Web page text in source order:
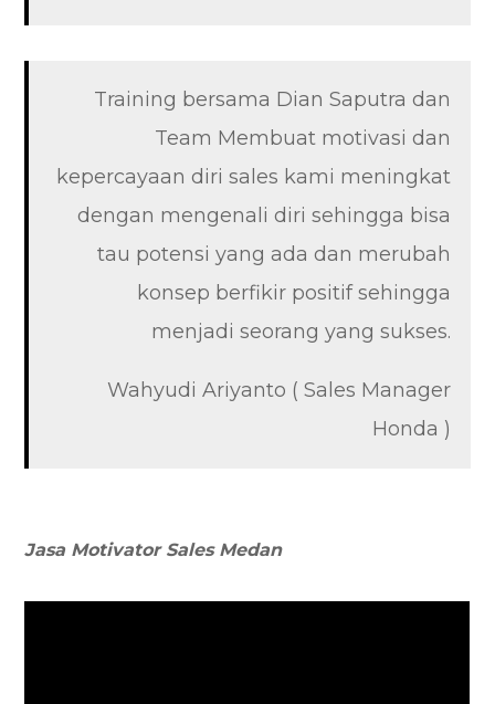
Training bersama Dian Saputra dan
Team Membuat motivasi dan
kepercayaan diri sales kami meningkat
dengan mengenali diri sehingga bisa
tau potensi yang ada dan merubah
konsep berfikir positif sehingga
menjadi seorang yang sukses.
Wahyudi Ariyanto ( Sales Manager
Honda )
Jasa Motivator Sales Medan